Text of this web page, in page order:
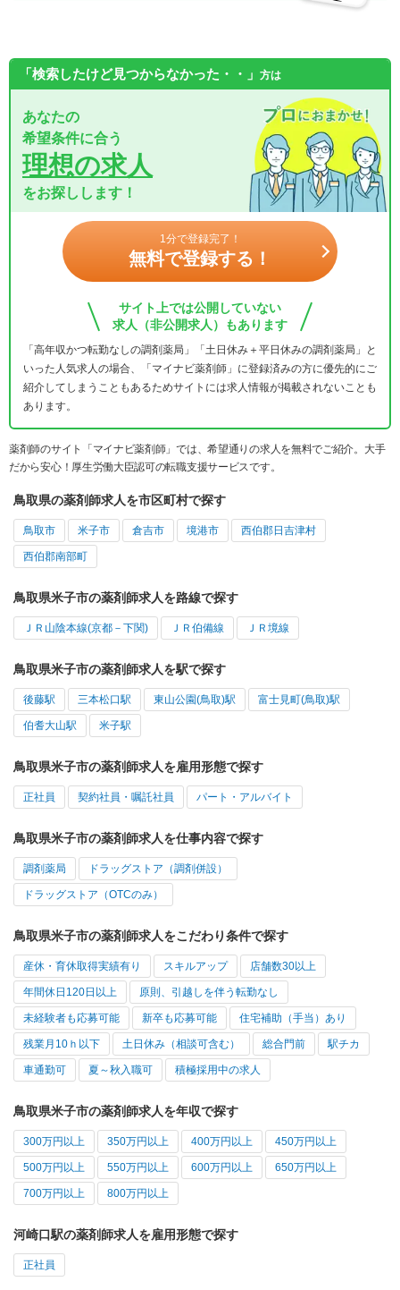
「検索したけど見つからなかった・・」 方は
あなたの
希望条件に合う
理想の求人
をお探しします！
1分で登録完了！
無料で登録する！
サイト上では公開していない
求人（非公開求人）もあります
「高年収かつ転勤なしの調剤薬局」「土日休み＋平日休みの調剤薬局」と
いった人気求人の場合、「マイナビ薬剤師」に登録済みの方に優先的にご
紹介してしまうこともあるためサイトには求人情報が掲載されないことも
あります。
薬剤師のサイト「マイナビ薬剤師」では、希望通りの求人を無料でご紹介。大手
だから安心！厚生労働大臣認可の転職支援サービスです。
鳥取県の薬剤師求人を市区町村で探す
鳥取市 米子市 倉吉市 境港市 西伯郡日吉津村
西伯郡南部町
鳥取県米子市の薬剤師求人を路線で探す
ＪＲ山陰本線(京都－下関) ＪＲ伯備線 ＪＲ境線
鳥取県米子市の薬剤師求人を駅で探す
後藤駅 三本松口駅 東山公園(鳥取)駅 富士見町(鳥取)駅
伯耆大山駅 米子駅
鳥取県米子市の薬剤師求人を雇用形態で探す
正社員 契約社員・嘱託社員 パート・アルバイト
鳥取県米子市の薬剤師求人を仕事内容で探す
調剤薬局 ドラッグストア（調剤併設）
ドラッグストア（OTCのみ）
鳥取県米子市の薬剤師求人をこだわり条件で探す
産休・育休取得実績有り スキルアップ 店舗数30以上
年間休日120日以上 原則、引越しを伴う転勤なし
未経験者も応募可能 新卒も応募可能 住宅補助（手当）あり
残業月10ｈ以下 土日休み（相談可含む） 総合門前 駅チカ
車通勤可 夏～秋入職可 積極採用中の求人
鳥取県米子市の薬剤師求人を年収で探す
300万円以上 350万円以上 400万円以上 450万円以上
500万円以上 550万円以上 600万円以上 650万円以上
700万円以上 800万円以上
河崎口駅の薬剤師求人を雇用形態で探す
正社員